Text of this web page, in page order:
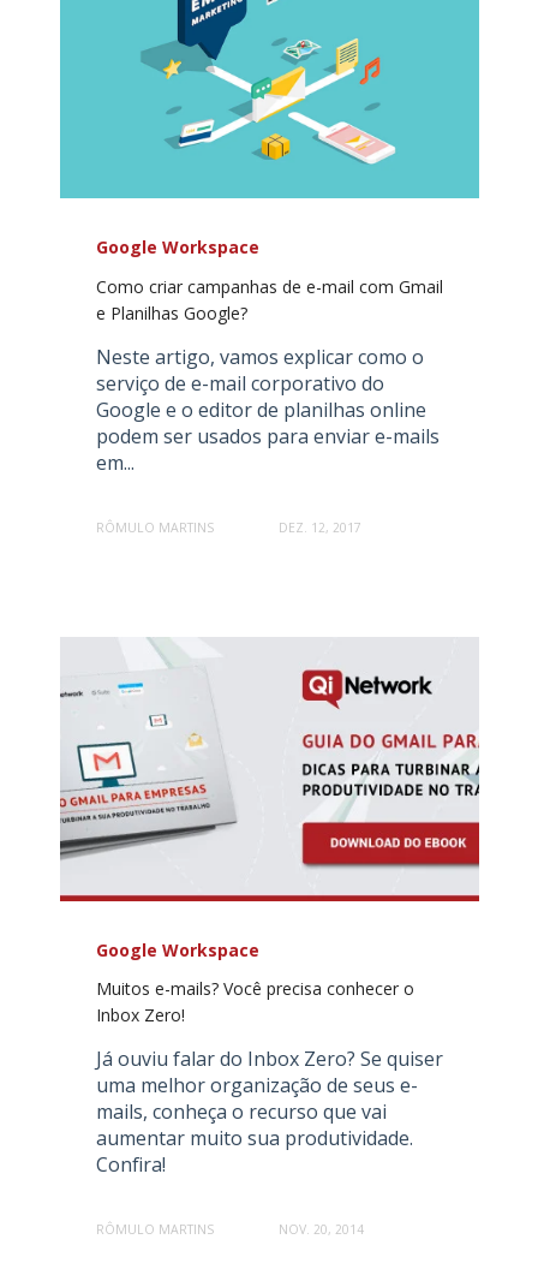
Google Workspace
Como criar campanhas de e-mail com Gmail
e Planilhas Google?
Neste artigo, vamos explicar como o
serviço de e-mail corporativo do
Google e o editor de planilhas online
podem ser usados para enviar e-mails
em...
RÔMULO MARTINS DEZ. 12, 2017
Google Workspace
Muitos e-mails? Você precisa conhecer o
Inbox Zero!
Já ouviu falar do Inbox Zero? Se quiser
uma melhor organização de seus e-
mails, conheça o recurso que vai
aumentar muito sua produtividade.
Confira!
RÔMULO MARTINS NOV. 20, 2014